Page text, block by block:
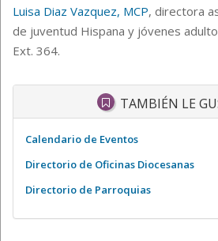
Luisa Diaz Vazquez, MCP, directora
de juventud Hispana y jóvenes
Ext. 364.
TAMBIÉN LE
Calendario de Eventos
Directorio de Oficinas Diocesanas
Directorio de Parroquias